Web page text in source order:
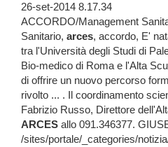
26-set-2014 8.17.34
ACCORDO/Management
Sanitario, arces, accordo, E'
tra l'Università degli Studi di
Bio-medico di Roma e l'Alta
di offrire un nuovo percorso
rivolto ... . Il coordinamento
Fabrizio Russo, Direttore
ARCES allo 091.346377.
/sites/portale/_categories/